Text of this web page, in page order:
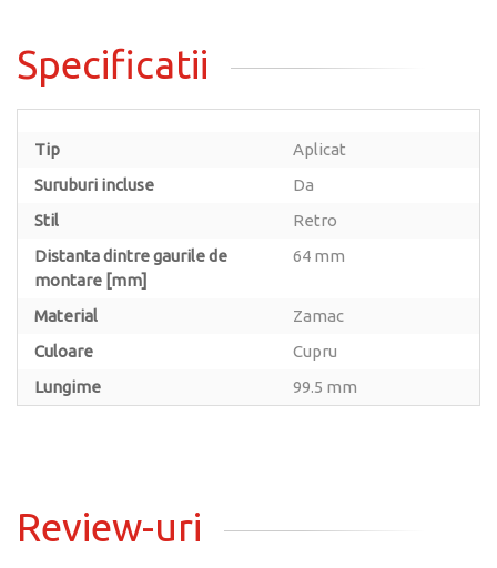
Specificatii
Tip
Aplicat
Suruburi incluse
Da
Stil
Retro
Distanta dintre gaurile de
montare [mm]
64 mm
Material
Zamac
Culoare
Cupru
Lungime
99.5 mm
Review-uri